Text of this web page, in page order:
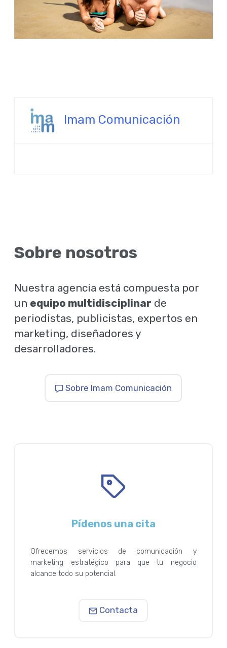
Imam Comunicación
Sobre nosotros
Nuestra agencia está compuesta por
un equipo multidisciplinar de
periodistas, publicistas, expertos en
marketing, diseñadores y
desarrolladores.
Sobre Imam Comunicación
Pídenos una cita
Ofrecemos servicios de comunicación y
marketing estratégico para que tu negocio
alcance todo su potencial.
Contacta